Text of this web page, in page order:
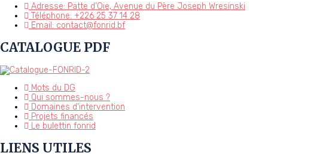
Adresse: Patte d’Oie, Avenue du Père Joseph Wresinski
Téléphone: +226 25 37 14 28
Email: contact@fonrid.bf
CATALOGUE PDF
Mots du DG
Qui sommes-nous ?
Domaines d'intervention
Projets financés
Le bulettin fonrid
LIENS UTILES